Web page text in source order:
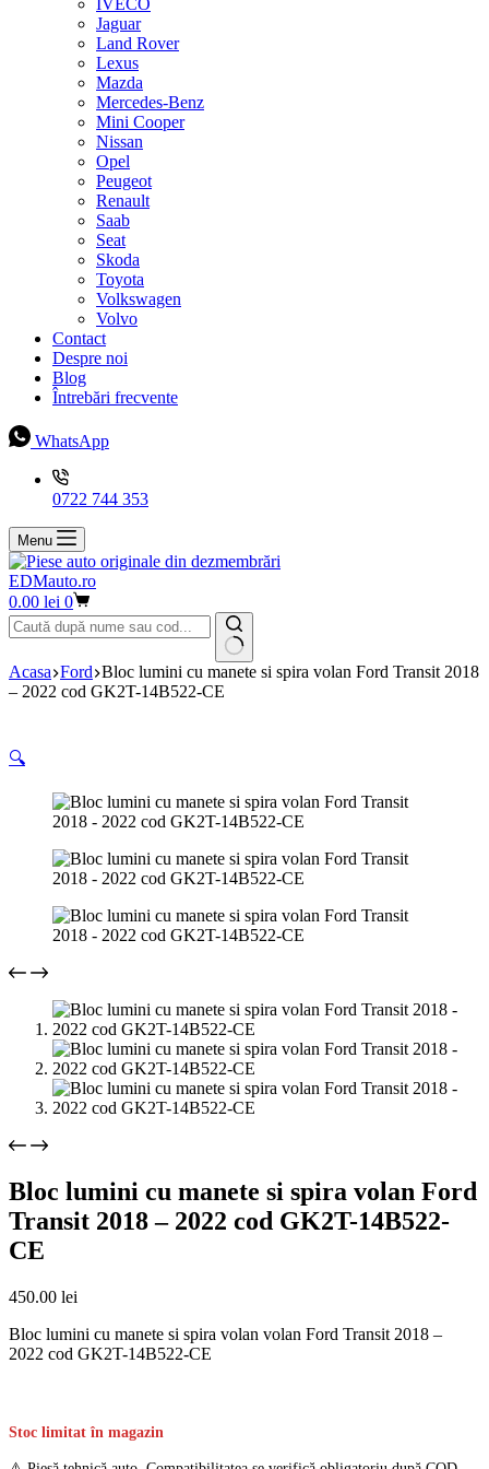
IVECO
Jaguar
Land Rover
Lexus
Mazda
Mercedes-Benz
Mini Cooper
Nissan
Opel
Peugeot
Renault
Saab
Seat
Skoda
Toyota
Volkswagen
Volvo
Contact
Despre noi
Blog
Întrebări frecvente
WhatsApp
0722 744 353
Menu
EDMauto.ro
Coș
de
cumpărături
0.00 lei 0
Niciun
rezultat
Acasa Ford Bloc lumini cu manete si spira volan Ford Transit 2018
– 2022 cod GK2T-14B522-CE
🔍
Bloc lumini cu manete si spira volan Ford
Transit 2018 – 2022 cod GK2T-14B522-
CE
450.00 lei
Bloc lumini cu manete si spira volan volan Ford Transit 2018 –
2022 cod GK2T-14B522-CE
Stoc limitat în magazin